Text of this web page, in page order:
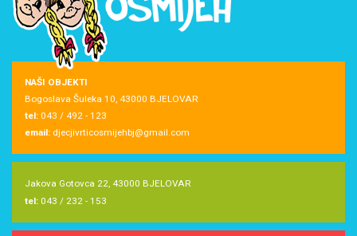
NAŠI OBJEKTI
Bogoslava Šuleka 10, 43000 BJELOVAR
tel: 043 / 492 - 123
email: djecjivrticosmijehbj@gmail.com
Jakova Gotovca 22, 43000 BJELOVAR
tel: 043 / 232 - 153